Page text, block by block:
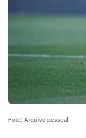
Foto: Arquivo pessoal